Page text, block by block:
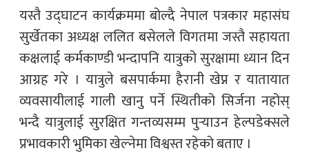
यस्तै उद्घाटन कार्यक्रममा बोल्दै नेपाल पत्रकार महासंघ
सुर्खेतका अध्यक्ष ललित बसेलले विगतमा जस्तै सहायता
कक्षलाई कर्मकाण्डी भन्दापनि यात्रुको सुरक्षामा ध्यान दिन
आग्रह गरे । यात्रुले बसपार्कमा हैरानी खेप्न र यातायात
व्यवसायीलाई गाली खानु पर्ने स्थितीको सिर्जना नहोस्
भन्दै यात्रुलाई सुरक्षित गन्तव्यसम्म पुर्‍याउन हेल्पडेक्सले
प्रभावकारी भुमिका खेल्नेमा विश्वस्त रहेको बताए ।